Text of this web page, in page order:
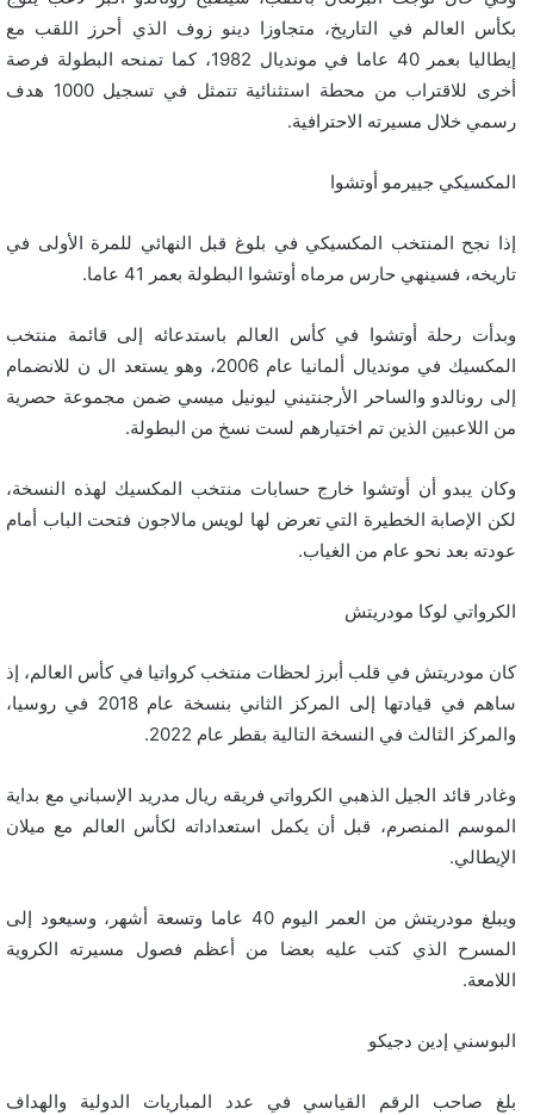
بكأس العالم في التاريخ، متجاوزا دينو زوف الذي أحرز اللقب مع
إيطاليا بعمر 40 عاما في مونديال 1982، كما تمنحه البطولة فرصة
أخرى للاقتراب من محطة استثنائية تتمثل في تسجيل 1000 هدف
رسمي خلال مسيرته الاحترافية.
المكسيكي جييرمو أوتشوا
إذا نجح المنتخب المكسيكي في بلوغ قبل النهائي للمرة الأولى في
تاريخه، فسينهي حارس مرماه أوتشوا البطولة بعمر 41 عاما.
وبدأت رحلة أوتشوا في كأس العالم باستدعائه إلى قائمة منتخب
المكسيك في مونديال ألمانيا عام 2006، وهو يستعد ال ن للانضمام
إلى رونالدو والساحر الأرجنتيني ليونيل ميسي ضمن مجموعة حصرية
من اللاعبين الذين تم اختيارهم لست نسخ من البطولة.
وكان يبدو أن أوتشوا خارج حسابات منتخب المكسيك لهذه النسخة،
لكن الإصابة الخطيرة التي تعرض لها لويس مالاجون فتحت الباب أمام
عودته بعد نحو عام من الغياب.
الكرواتي لوكا مودريتش
كان مودريتش في قلب أبرز لحظات منتخب كرواتيا في كأس العالم، إذ
ساهم في قيادتها إلى المركز الثاني بنسخة عام 2018 في روسيا،
والمركز الثالث في النسخة التالية بقطر عام 2022.
وغادر قائد الجيل الذهبي الكرواتي فريقه ريال مدريد الإسباني مع بداية
الموسم المنصرم، قبل أن يكمل استعداداته لكأس العالم مع ميلان
الإيطالي.
ويبلغ مودريتش من العمر اليوم 40 عاما وتسعة أشهر، وسيعود إلى
المسرح الذي كتب عليه بعضا من أعظم فصول مسيرته الكروية
اللامعة.
البوسني إدين دجيكو
بلغ صاحب الرقم القياسي في عدد المباريات الدولية والهداف